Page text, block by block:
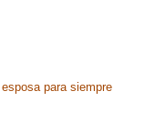
para siempre